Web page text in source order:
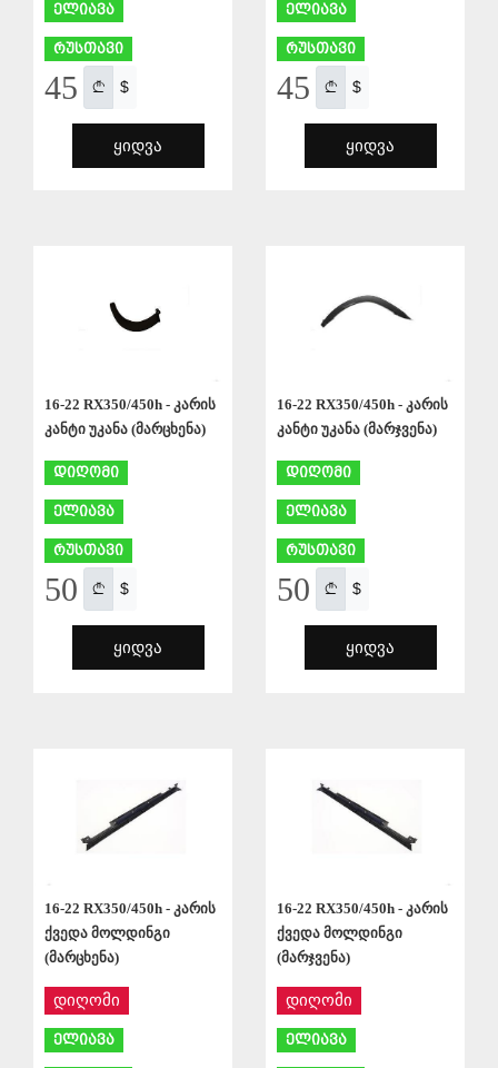
ელიავა
რუსთავი
45 $
ᲧᲘᲓᲕᲐ
ელიავა
რუსთავი
45 $
ᲧᲘᲓᲕᲐ
16-22 RX350/450h - კარის
კანტი უკანა (მარცხენა)
დიღომი
ელიავა
რუსთავი
50 $
ᲧᲘᲓᲕᲐ
16-22 RX350/450h - კარის
კანტი უკანა (მარჯვენა)
დიღომი
ელიავა
რუსთავი
50 $
ᲧᲘᲓᲕᲐ
16-22 RX350/450h - კარის
ქვედა მოლდინგი
(მარცხენა)
დიღომი
ელიავა
16-22 RX350/450h - კარის
ქვედა მოლდინგი
(მარჯვენა)
დიღომი
ელიავა